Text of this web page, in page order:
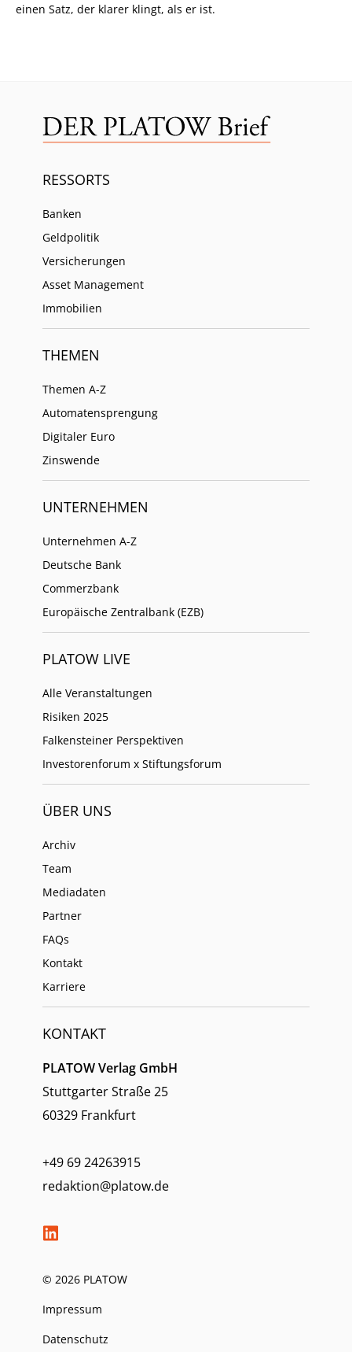
einen Satz, der klarer klingt, als er ist.
RESSORTS
Banken
Geldpolitik
Versicherungen
Asset Management
Immobilien
THEMEN
Themen A-Z
Automatensprengung
Digitaler Euro
Zinswende
UNTERNEHMEN
Unternehmen A-Z
Deutsche Bank
Commerzbank
Europäische Zentralbank (EZB)
PLATOW LIVE
Alle Veranstaltungen
Risiken 2025
Falkensteiner Perspektiven
Investorenforum x Stiftungsforum
ÜBER UNS
Archiv
Team
Mediadaten
Partner
FAQs
Kontakt
Karriere
KONTAKT
PLATOW Verlag GmbH
Stuttgarter Straße 25
60329 Frankfurt
+49 69 24263915
redaktion@platow.de
© 2026 PLATOW
Impressum
Datenschutz